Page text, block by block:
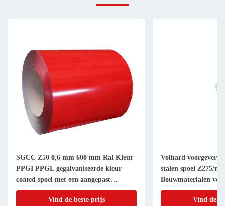
SGCC Z50 0,6 mm 600 mm Ral Kleur
PPGI PPGL gegalvaniseerde kleur
coated spoel met een aangepast
ontwerp en zink coating 20-275 g/m2
Vind de beste prijs
Volhard
stalen spoel Z275/
Bouwmaterialen
golfplaten
Vind de